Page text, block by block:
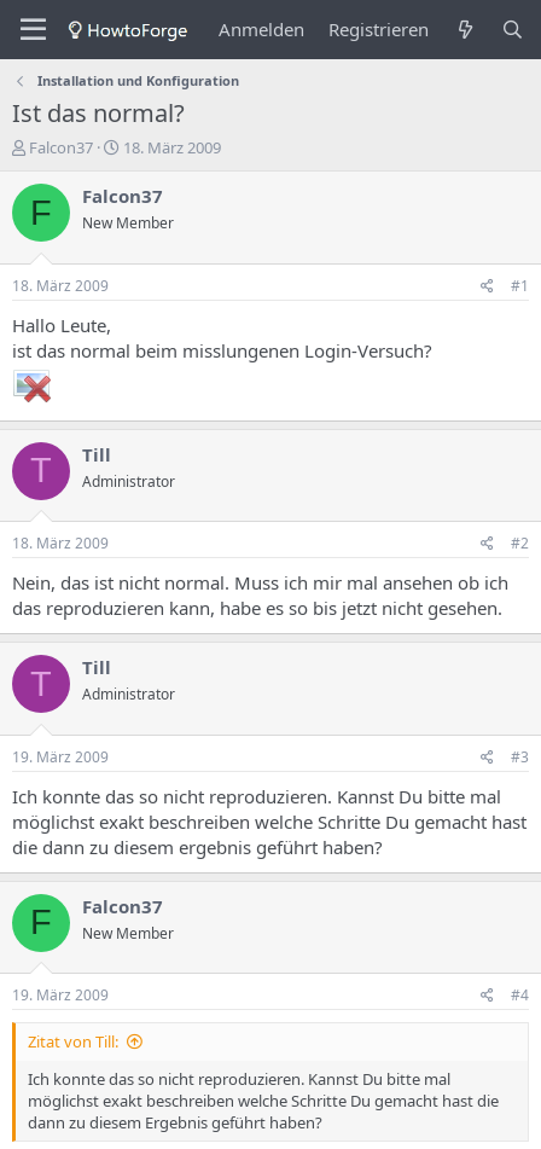
Anmelden Registrieren
Installation und Konfiguration
Ist das normal?
E
s
e
e
r
d
e
s
T
h
e
a
s
Falcon37
E
s
e
g
s
t
m
18. März 2009
F Falcon37
New Member
18. März 2009 #1
Hallo Leute,
ist das normal beim misslungenen Login-Versuch?
T Till
Administrator
18. März 2009 #2
Nein, das ist nicht normal. Muss ich mir mal ansehen ob ich
das reproduzieren kann, habe es so bis jetzt nicht gesehen.
T Till
Administrator
19. März 2009 #3
Ich konnte das so nicht reproduzieren. Kannst Du bitte mal
möglichst exakt beschreiben welche Schritte Du gemacht hast
die dann zu diesem ergebnis geführt haben?
F Falcon37
New Member
19. März 2009 #4
Zitat von Till:
Ich konnte das so nicht reproduzieren. Kannst Du bitte mal
möglichst exakt beschreiben welche Schritte Du gemacht hast die
dann zu diesem Ergebnis geführt haben?